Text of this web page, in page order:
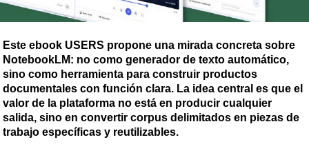
Este ebook USERS propone una mirada concreta sobre
NotebookLM: no como generador de texto automático,
sino como herramienta para construir productos
documentales con función clara. La idea central es que el
valor de la plataforma no está en producir cualquier
salida, sino en convertir corpus delimitados en piezas de
trabajo específicas y reutilizables.